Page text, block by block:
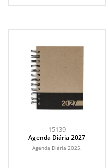
15139
Agenda Diária 2027
Agenda Diária 2025.